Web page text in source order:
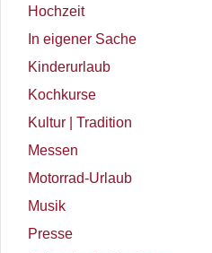
Hochzeit
In eigener Sache
Kinderurlaub
Kochkurse
Kultur | Tradition
Messen
Motorrad-Urlaub
Musik
Presse